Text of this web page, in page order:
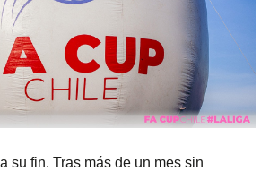
su fin. Tras más de un mes sin